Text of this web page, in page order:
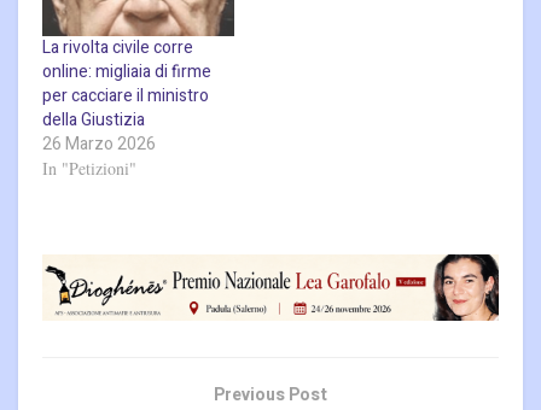
La rivolta civile corre
online: migliaia di firme
per cacciare il ministro
della Giustizia
26 Marzo 2026
In "Petizioni"
Previous Post